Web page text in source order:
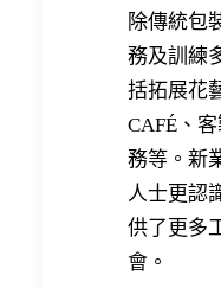
除傳統包
務及訓練
括拓展花
CAFÉ、
務等。新
人士更認
供了更多
會。